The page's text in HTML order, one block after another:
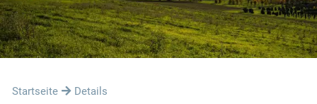
Startseite Details